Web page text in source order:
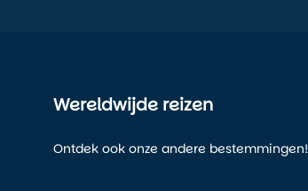
Wereldwijde reizen
Ontdek ook onze andere bestemmingen!